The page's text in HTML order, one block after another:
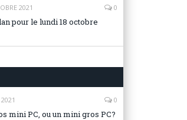
2021 0
pour le lundi 18 octobre
0
mini PC, ou un mini gros PC?